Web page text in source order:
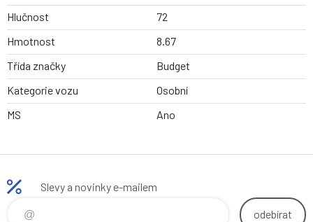
Hlučnost
72
Hmotnost
8.67
Třída značky
Budget
Kategorie vozu
Osobní
MS
Ano
Slevy a novinky e-mailem
odebírat